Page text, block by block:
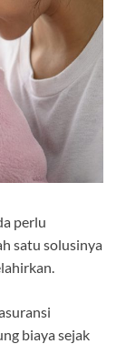
perlu
satu solusinya
biaya sejak